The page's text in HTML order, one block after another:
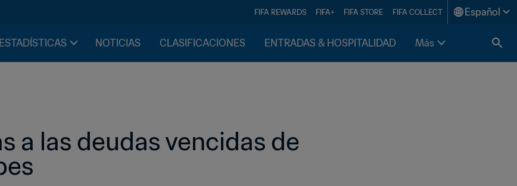
FIFA REWARDS FIFA+ FIFA STORE FIFA COLLECT Español
NOTICIAS CLASIFICACIONES ENTRADAS & HOSPITALIDAD Más
a las deudas vencidas de